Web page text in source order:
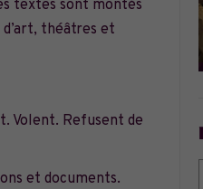
textes sont montés
théâtres et
Volent. Refusent de
et documents.